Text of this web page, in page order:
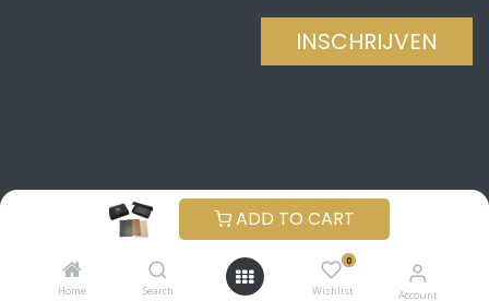
ADD TO CART
Home Search
0
Wishlist Account
INSCHRIJVEN
Copyright © Be Concrete NEDERLANDS (BE)
Aangeboden door - De #1Open source e-
commerce